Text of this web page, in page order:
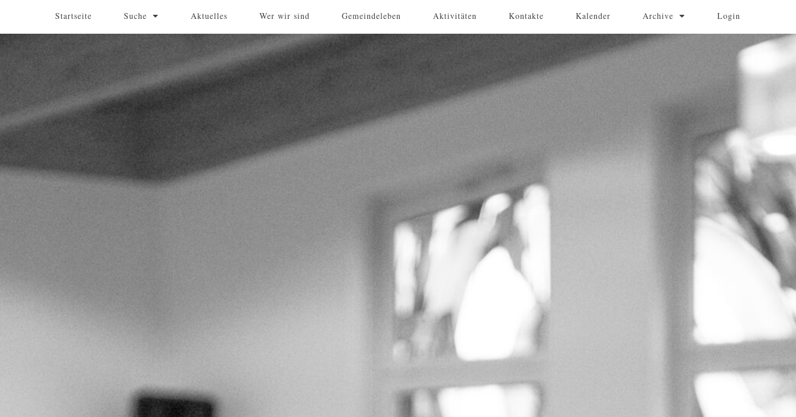
Startseite Suche Aktuelles Wer wir sind Gemeindeleben Aktivitäten Kontakte Kalender Archive Login